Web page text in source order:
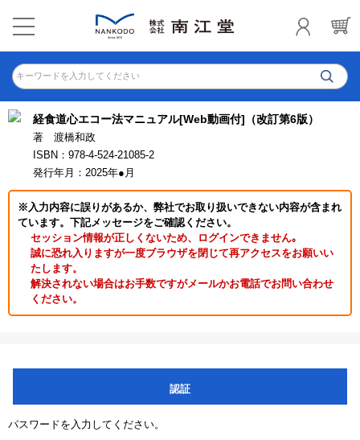
キーワードを入力してください
経食道心エコー法マニュアル[Web動画付]（改訂第6版）
著 渡橋和政
ISBN：978-4-524-21085-2
発行年月：2025年●月
※入力内容に誤りがあるか、弊社でお取り扱いできない内容が含まれ
ています。下記メッセージをご確認ください。
セッション情報が正しくないため、ログインできません｡
誠に恐れ入りますが一度ブラウザを閉じて再アクセスをお願いい
たします。
解決されない場合はお手数ですがメールかお電話でお問い合わせ
ください。
認証
パスワードを入力してください。